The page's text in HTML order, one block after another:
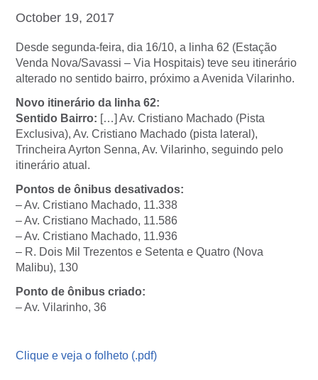
October 19, 2017
Desde segunda-feira, dia 16/10, a linha 62 (Estação
Venda Nova/Savassi – Via Hospitais) teve seu itinerário
alterado no sentido bairro, próximo a Avenida Vilarinho.
Novo itinerário da linha 62:
Sentido Bairro: […] Av. Cristiano Machado (Pista
Exclusiva), Av. Cristiano Machado (pista lateral),
Trincheira Ayrton Senna, Av. Vilarinho, seguindo pelo
itinerário atual.
Pontos de ônibus desativados:
– Av. Cristiano Machado, 11.338
– Av. Cristiano Machado, 11.586
– Av. Cristiano Machado, 11.936
– R. Dois Mil Trezentos e Setenta e Quatro (Nova
Malibu), 130
Ponto de ônibus criado:
– Av. Vilarinho, 36
Clique e veja o folheto (.pdf)